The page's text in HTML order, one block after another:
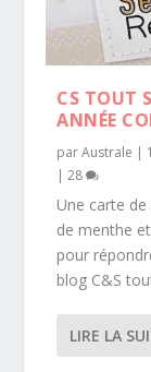
CS TOUT
ANNÉE
parAustrale |
|28
Une carte
de menthe
pour
blog C&S
LIRE LA